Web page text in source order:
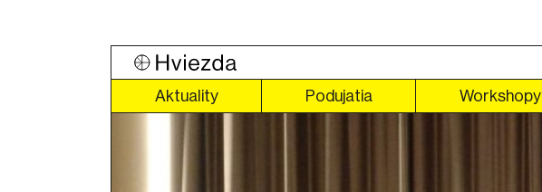
Aktuality Podujatia Workshopy